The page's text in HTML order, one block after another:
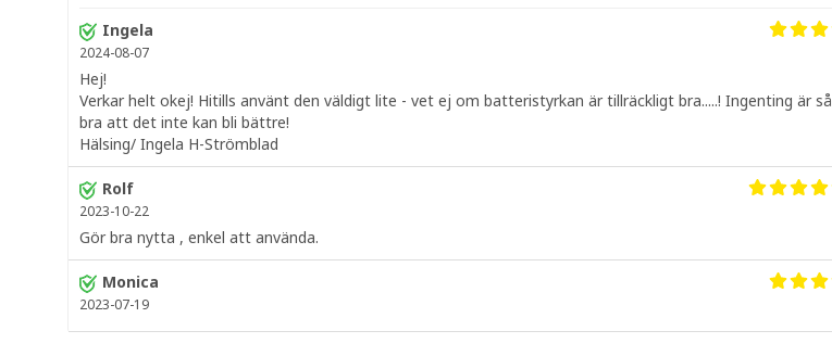
Ingela
2024-08-07
Hej!
Verkar helt okej! Hitills använt den väldigt lite - vet ej om batteristyrkan är tillräckligt bra.....! Ingenting är så
bra att det inte kan bli bättre!
Hälsing/ Ingela H-Strömblad
Rolf
2023-10-22
Gör bra nytta , enkel att använda.
Monica
2023-07-19